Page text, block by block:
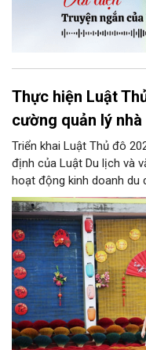
Thực hiện Luật
cường quản lý
Triển khai Luật Thủ đô
định của Luật Du lịch và
hoạt động kinh doanh du
chức, đơn vị, doanh
bàn thành phố thực hiện
góp phần thực hiện
Nội năm 2026 và giai